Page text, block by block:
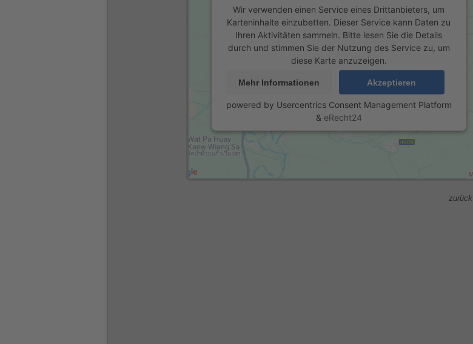
Wir verwenden einen Service eines Drittanbieters, um
Karteninhalte einzubetten. Dieser Service kann Daten zu
Ihren Aktivitäten sammeln. Bitte lesen Sie die Details
durch und stimmen Sie der Nutzung des Service zu, um
diese Karte anzuzeigen.
Mehr Informationen Akzeptieren
powered by Usercentrics Consent Management Platform
& eRecht24
zurück